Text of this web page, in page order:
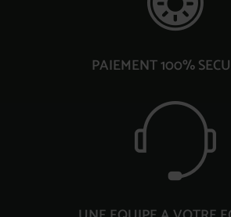
PAIEMENT 100%